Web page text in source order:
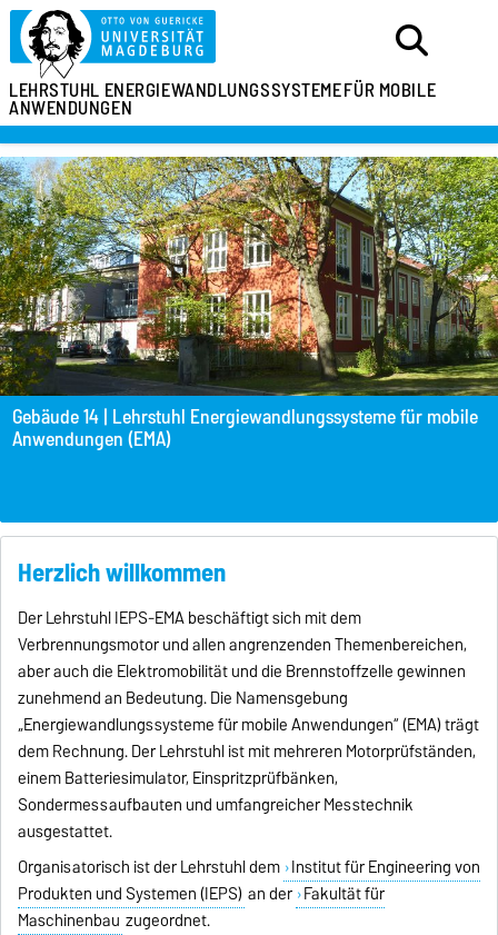
LEHRSTUHL ENERGIEWANDLUNGSSYSTEMEFÜR MOBILE
ANWENDUNGEN
Gebäude 14 | Lehrstuhl Energiewandlungssysteme für mobile
Anwendungen (EMA)
Herzlich willkommen
Der Lehrstuhl IEPS-EMA beschäftigt sich mit dem
Verbrennungsmotor und allen angrenzenden Themenbereichen,
aber auch die Elektromobilität und die Brennstoffzelle gewinnen
zunehmend an Bedeutung. Die Namensgebung
„Energiewandlungssysteme für mobile Anwendungen“ (EMA) trägt
dem Rechnung. Der Lehrstuhl ist mit mehreren Motorprüfständen,
einem Batteriesimulator, Einspritzprüfbänken,
Sondermessaufbauten und umfangreicher Messtechnik
ausgestattet.
Organisatorisch ist der Lehrstuhl dem Institut für Engineering von
Produkten und Systemen (IEPS) an der Fakultät für
Maschinenbau zugeordnet.